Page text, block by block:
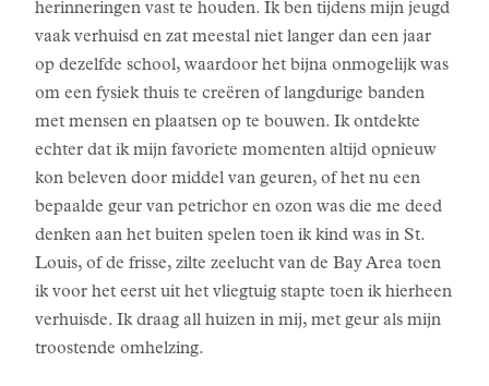
herinneringen vast te houden. Ik ben tijdens mijn jeugd
vaak verhuisd en zat meestal niet langer dan een jaar
op dezelfde school, waardoor het bijna onmogelijk was
om een fysiek thuis te creëren of langdurige banden
met mensen en plaatsen op te bouwen. Ik ontdekte
echter dat ik mijn favoriete momenten altijd opnieuw
kon beleven door middel van geuren, of het nu een
bepaalde geur van petrichor en ozon was die me deed
denken aan het buiten spelen toen ik kind was in St.
Louis, of de frisse, zilte zeelucht van de Bay Area toen
ik voor het eerst uit het vliegtuig stapte toen ik hierheen
verhuisde. Ik draag all huizen in mij, met geur als mijn
troostende omhelzing.